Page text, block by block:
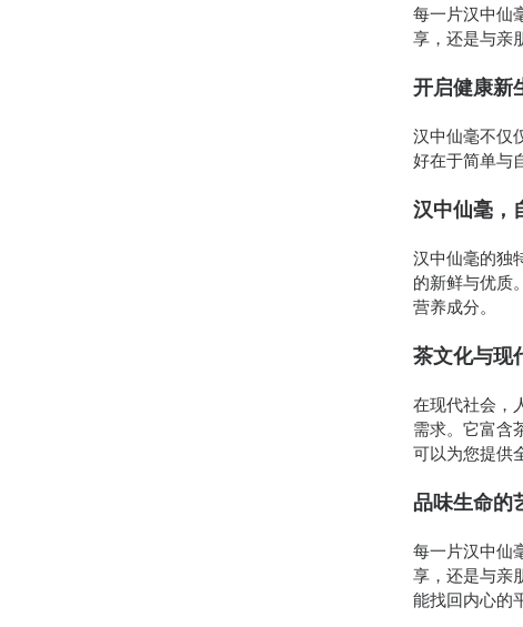
每一片汉中仙
享，还是与亲
开启健康新
汉中仙毫不仅
好在于简单与
汉中仙毫，
汉中仙毫的独
的新鲜与优质
营养成分。
茶文化与现
在现代社会，
需求。它富含
可以为您提供
品味生命的
每一片汉中仙
享，还是与亲
能找回内心的